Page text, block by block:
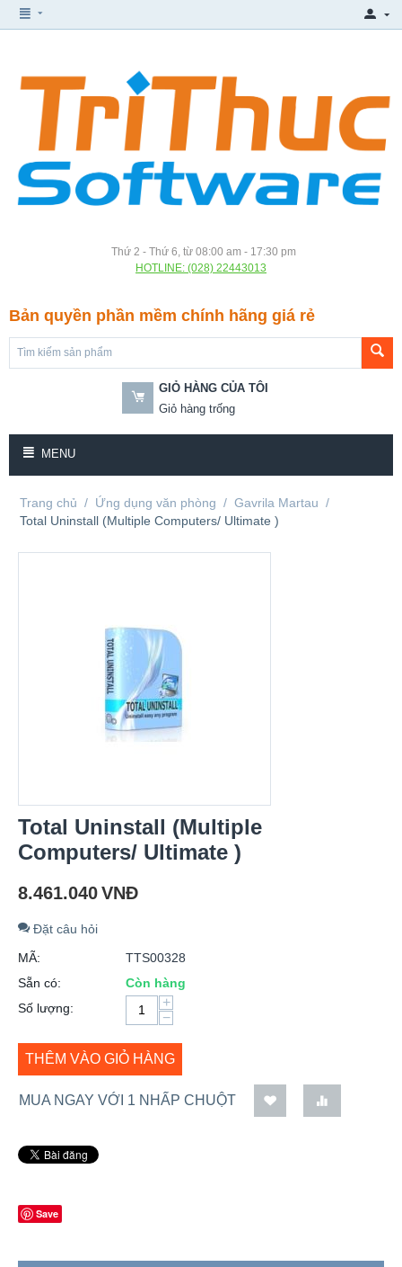
Thứ 2 - Thứ 6, từ 08:00 am - 17:30 pm
HOTLINE: (028) 22443013
Bản quyền phần mềm chính hãng giá rẻ
GIỎ HÀNG CỦA TÔI
Giỏ hàng trống
MENU
Trang chủ / Ứng dụng văn phòng / Gavrila Martau /
Total Uninstall (Multiple Computers/ Ultimate )
Total Uninstall (Multiple
Computers/ Ultimate )
8.461.040VNĐ
Đặt câu hỏi
MÃ:
TTS00328
Sẵn có:
Còn hàng
Số lượng:
+
−
THÊM VÀO GIỎ HÀNG
MUA NGAY VỚI 1 NHẤP CHUỘT
Save